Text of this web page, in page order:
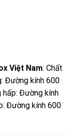
Việt Nam. Chất
Đường kính 600
hấp: Đường kính
Đường kính 600